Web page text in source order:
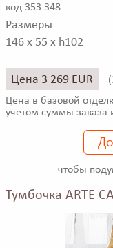
код 353 348
Размеры
146 x 55 x h102
Цена 3 269 EUR (
Цена в базовой
учетом суммы заказа
чтобы
Тумбочка ARTE